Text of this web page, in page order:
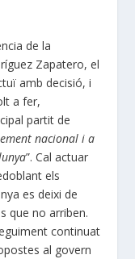
de la
Zapatero, el
amb decisió, i
a fer,
partit de
nacional i a
”. Cal actuar
els
es deixi de
que no arriben.
continuat
al govern